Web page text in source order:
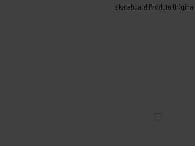
skateboard.Produto Original.